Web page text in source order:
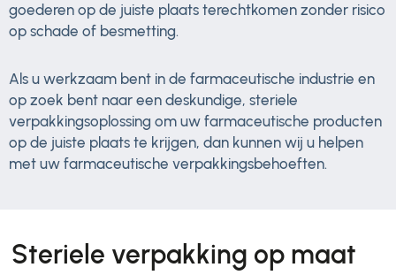
goederen op de juiste plaats terechtkomen zonder risico
op schade of besmetting.
Als u werkzaam bent in de farmaceutische industrie en
op zoek bent naar een deskundige, steriele
verpakkingsoplossing om uw farmaceutische producten
op de juiste plaats te krijgen, dan kunnen wij u helpen
met uw farmaceutische verpakkingsbehoeften.
Steriele verpakking op maat